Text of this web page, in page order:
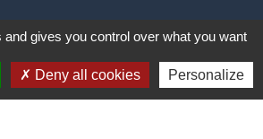
- Politique de confidentialité
gives you control over what you want
Deny all cookies Personalize